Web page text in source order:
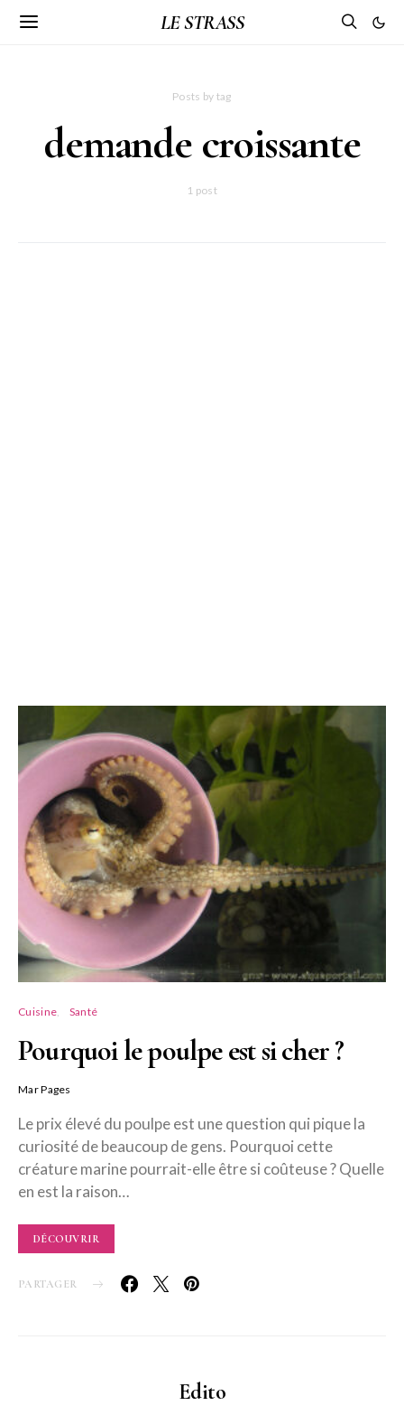
LE STRASS
Posts by tag
demande croissante
1 post
Cuisine Santé
Pourquoi le poulpe est si cher ?
Mar Pages
Le prix élevé du poulpe est une question qui pique la
curiosité de beaucoup de gens. Pourquoi cette
créature marine pourrait-elle être si coûteuse ? Quelle
en est la raison…
DÉCOUVRIR
PARTAGER
Edito